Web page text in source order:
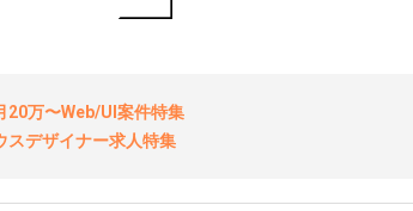
20万〜Web/UI案件特集
スデザイナー求人特集